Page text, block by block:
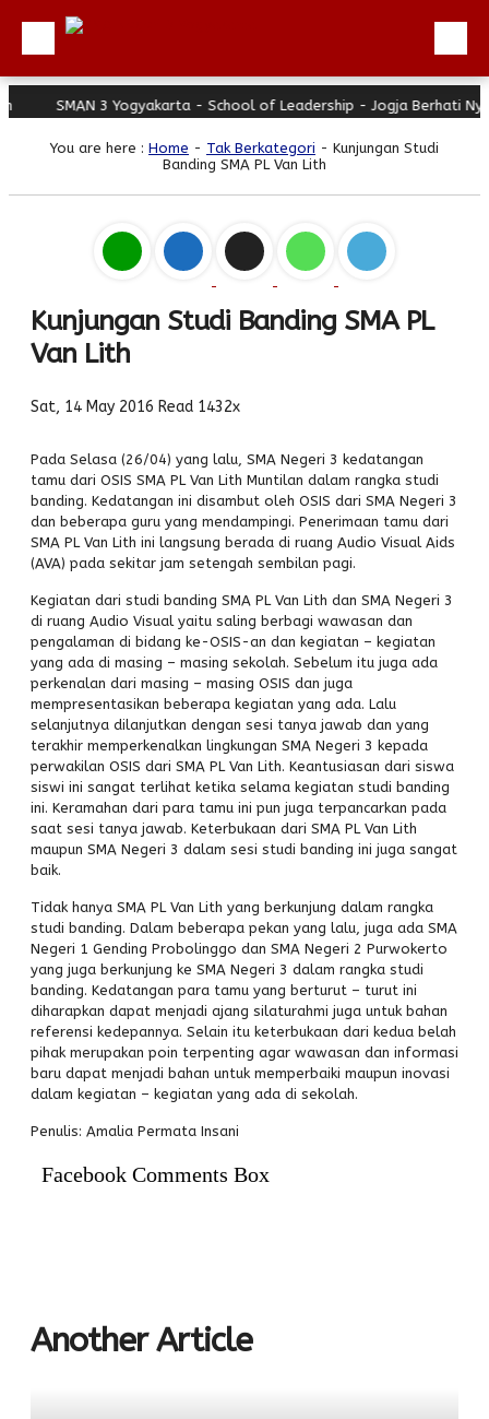
Beranda
Profil
Direktori
Keunggulan
Galeri
Download
Link Referensi
PPDB
Alumni
SMAN 3 Yogyakarta - School of Leadership - Jogja Berhati Nyaman
You are here : Home - Tak Berkategori - Kunjungan Studi
Banding SMA PL Van Lith
Kunjungan Studi Banding SMA PL
Van Lith
Sat, 14 May 2016 Read 1432x
Pada Selasa (26/04) yang lalu, SMA Negeri 3 kedatangan
tamu dari OSIS SMA PL Van Lith Muntilan dalam rangka studi
banding. Kedatangan ini disambut oleh OSIS dari SMA Negeri 3
dan beberapa guru yang mendampingi. Penerimaan tamu dari
SMA PL Van Lith ini langsung berada di ruang Audio Visual Aids
(AVA) pada sekitar jam setengah sembilan pagi.
Kegiatan dari studi banding SMA PL Van Lith dan SMA Negeri 3
di ruang Audio Visual yaitu saling berbagi wawasan dan
pengalaman di bidang ke-OSIS-an dan kegiatan – kegiatan
yang ada di masing – masing sekolah. Sebelum itu juga ada
perkenalan dari masing – masing OSIS dan juga
mempresentasikan beberapa kegiatan yang ada. Lalu
selanjutnya dilanjutkan dengan sesi tanya jawab dan yang
terakhir memperkenalkan lingkungan SMA Negeri 3 kepada
perwakilan OSIS dari SMA PL Van Lith. Keantusiasan dari siswa
siswi ini sangat terlihat ketika selama kegiatan studi banding
ini. Keramahan dari para tamu ini pun juga terpancarkan pada
saat sesi tanya jawab. Keterbukaan dari SMA PL Van Lith
maupun SMA Negeri 3 dalam sesi studi banding ini juga sangat
baik.
Tidak hanya SMA PL Van Lith yang berkunjung dalam rangka
studi banding. Dalam beberapa pekan yang lalu, juga ada SMA
Negeri 1 Gending Probolinggo dan SMA Negeri 2 Purwokerto
yang juga berkunjung ke SMA Negeri 3 dalam rangka studi
banding. Kedatangan para tamu yang berturut – turut ini
diharapkan dapat menjadi ajang silaturahmi juga untuk bahan
referensi kedepannya. Selain itu keterbukaan dari kedua belah
pihak merupakan poin terpenting agar wawasan dan informasi
baru dapat menjadi bahan untuk memperbaiki maupun inovasi
dalam kegiatan – kegiatan yang ada di sekolah.
Penulis: Amalia Permata Insani
Facebook Comments Box
Another Article